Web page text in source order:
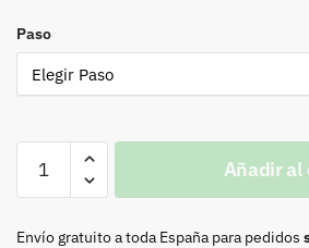
Paso
Mosquetón
níquel
cantidad
Añadir al
Envío gratuito a toda España para pedidos